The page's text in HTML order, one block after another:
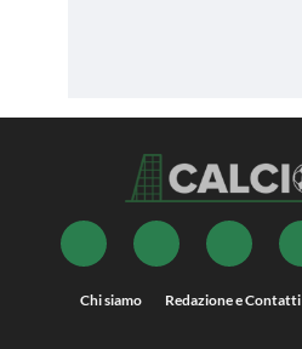
Chi siamo Redazione e Contatti